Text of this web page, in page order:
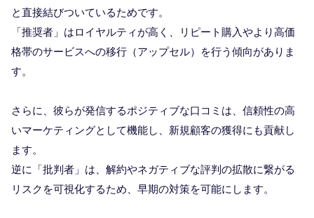
と直接結びついているためです。
「推奨者」はロイヤルティが高く、リピート購入やより高価
格帯のサービスへの移行（アップセル）を行う傾向がありま
す。
さらに、彼らが発信するポジティブな口コミは、信頼性の高
いマーケティングとして機能し、新規顧客の獲得にも貢献し
ます。
逆に「批判者」は、解約やネガティブな評判の拡散に繋がる
リスクを可視化するため、早期の対策を可能にします。